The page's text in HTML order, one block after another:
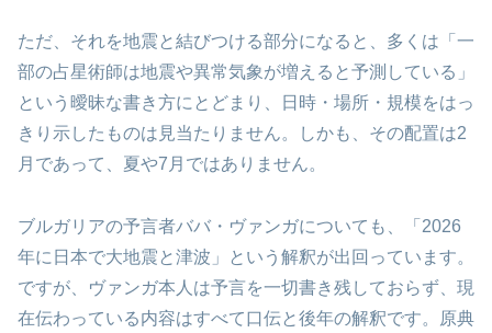
ただ、それを地震と結びつける部分になると、多くは「一
部の占星術師は地震や異常気象が増えると予測している」
という曖昧な書き方にとどまり、日時・場所・規模をはっ
きり示したものは見当たりません。しかも、その配置は2
月であって、夏や7月ではありません。
ブルガリアの予言者ババ・ヴァンガについても、「2026
年に日本で大地震と津波」という解釈が出回っています。
ですが、ヴァンガ本人は予言を一切書き残しておらず、現
在伝わっている内容はすべて口伝と後年の解釈です。原典